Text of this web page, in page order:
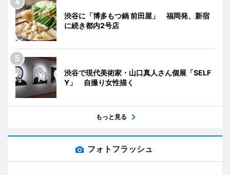
渋谷に「博多もつ鍋 前田屋」 福岡発、新宿
に続き都内2号店
渋谷で現代美術家・山口真人さん個展「SELF
Y」 自撮り女性描く
もっと見る
フォトフラッシュ